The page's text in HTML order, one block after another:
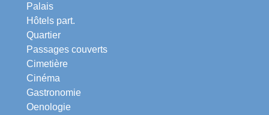
Palais
Hôtels part.
Quartier
Passages couverts
Cimetière
Cinéma
Gastronomie
Oenologie